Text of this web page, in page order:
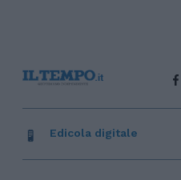
Edicola digitale